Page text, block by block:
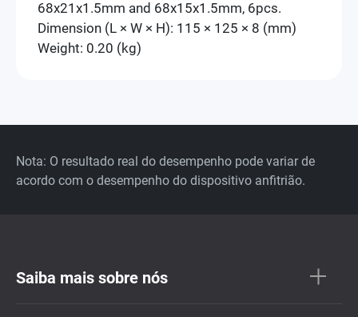
68x21x1.5mm and 68x15x1.5mm, 6pcs.
Dimension (L × W × H): 115 × 125 × 8 (mm)
Weight: 0.20 (kg)
Nota: O resultado real do desempenho pode variar de
acordo com o desempenho do dispositivo anfitrião.
Saiba mais sobre nós